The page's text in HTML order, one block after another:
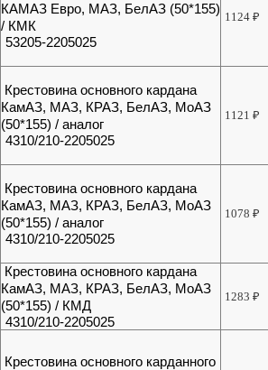
КАМАЗ Евро, МАЗ, БелАЗ (50*155)
/ КМК
53205-2205025
1124₽
Крестовина основного кардана
КамАЗ, МАЗ, КРАЗ, БелАЗ, МоАЗ
(50*155) / аналог
4310/210-2205025
1121₽
Крестовина основного кардана
КамАЗ, МАЗ, КРАЗ, БелАЗ, МоАЗ
(50*155) / аналог
4310/210-2205025
1078₽
Крестовина основного кардана
КамАЗ, МАЗ, КРАЗ, БелАЗ, МоАЗ
(50*155) / КМД
4310/210-2205025
1283₽
Крестовина основного карданного